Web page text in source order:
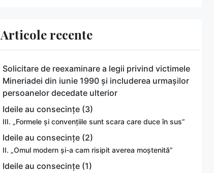
Articole recente
Solicitare de reexaminare a legii privind victimele
Mineriadei din iunie 1990 și includerea urmașilor
persoanelor decedate ulterior
Ideile au consecințe (3)
III. „Formele și convențiile sunt scara care duce în sus”
Ideile au consecințe (2)
II. „Omul modern și-a cam risipit averea moștenită”
Ideile au consecințe (1)